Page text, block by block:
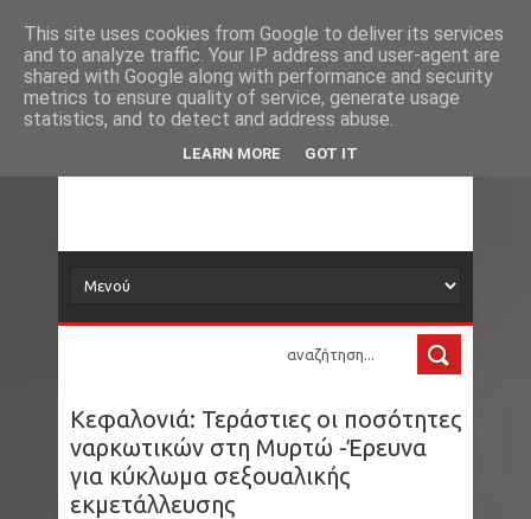
Νέα Loading...
δορυφόρος
Τα νέα όλου του κόσμου στο πιάτο σας
Κεφαλονιά: Τεράστιες οι ποσότητες
ναρκωτικών στη Μυρτώ -Έρευνα
για κύκλωμα σεξουαλικής
εκμετάλλευσης
This site uses cookies from Google to deliver its services
and to analyze traffic. Your IP address and user-agent are
shared with Google along with performance and security
metrics to ensure quality of service, generate usage
statistics, and to detect and address abuse.
LEARN MORE GOT IT